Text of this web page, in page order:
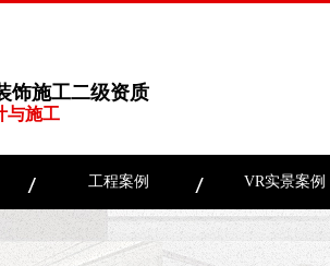
饰施工二级资质
与施工
工程案例 VR实景案例